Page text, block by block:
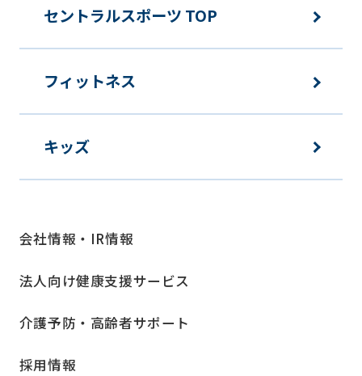
セントラルスポーツ TOP
フィットネス
キッズ
会社情報・IR情報
法人向け健康支援サービス
介護予防・高齢者サポート
採用情報